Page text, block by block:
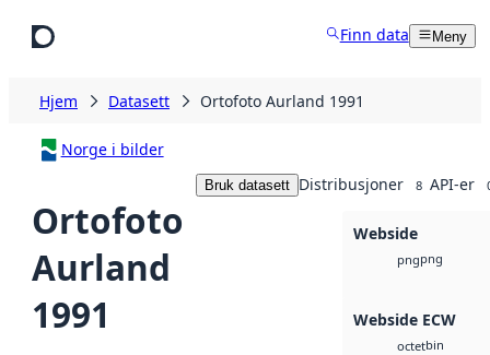
Finn data Meny
Hjem Datasett Ortofoto Aurland 1991
Norge i bilder
Ortofoto
Aurland
1991
Bruk datasett Distribusjoner 8 API-er
Webside
pngpng
Webside ECW
octetbin